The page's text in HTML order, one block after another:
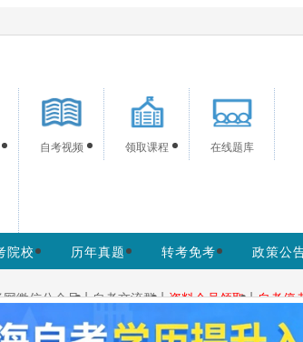
学习交流使用，非政府官方网站，官方信息以上海教育
自考视频 领取课程 在线题库
院校 历年真题 转考免考 政策公
微信公众号 | 自考交流群 | 资料会员领取 | 自考停